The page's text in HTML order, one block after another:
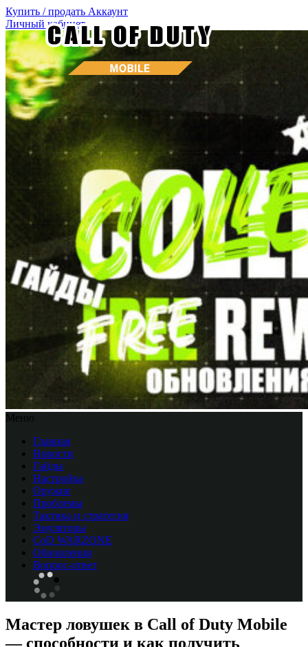
Купить / продать Аккаунт
Личный кабинет
Меню
Главная
Новости
Гайды
Настройка
Оружие
Проблемы
Тактика и стратегия
Эмуляторы
CоD WARZONE
Обновления
Вопрос-ответ
Мастер ловушек в Call of Duty Mobile
— способности и как получить